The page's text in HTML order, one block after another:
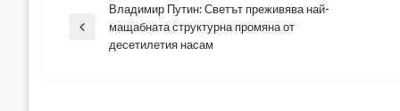
Навигация
Previous
Владимир Путин: Светът преживява най-
мащабната структурна промяна от
десетилетия насам